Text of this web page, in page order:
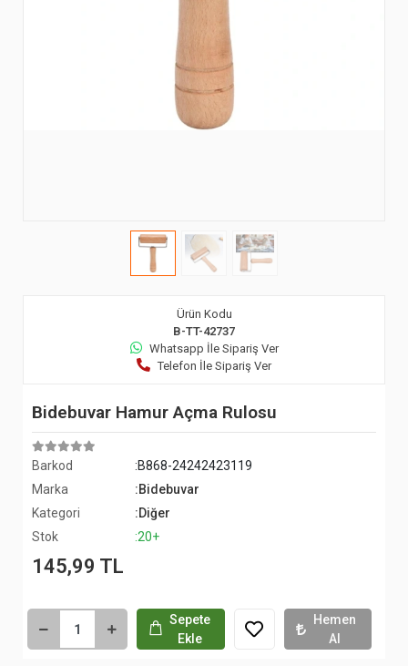
Ürün Kodu
B-TT-42737
Whatsapp İle Sipariş Ver
Telefon İle Sipariş Ver
Bidebuvar Hamur Açma Rulosu
Barkod
:B868-24242423119
Marka
:Bidebuvar
Kategori
:Diğer
Stok
:20+
145,99 TL
Sepete
Ekle
Hemen
Al